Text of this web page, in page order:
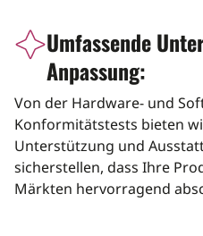
icon
Umfassende
Anpassung:
Von der Hardware- und
Konformitätstests bieten
Unterstützung und
sicherstellen, dass Ihre
Märkten hervorragend